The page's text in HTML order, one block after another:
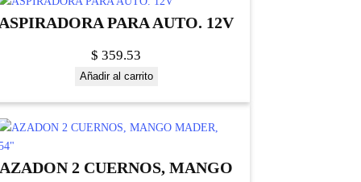
PARA AUTO. 12V
$ 359.53
Añadir al carrito
AZADON 2 CUERNOS, MANGO